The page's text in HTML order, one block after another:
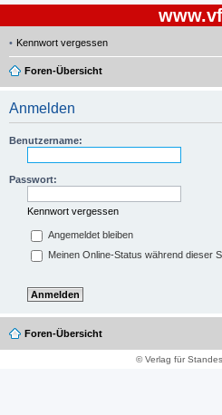
Kennwort vergessen
Foren-Übersicht
Anmelden
Benutzername:
Passwort:
Kennwort vergessen
Angemeldet bleiben
Meinen Online-Status während dieser
Foren-Übersicht
© Verlag für